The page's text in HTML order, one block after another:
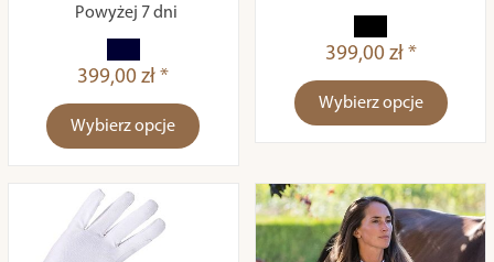
Powyżej 7 dni
399,00 zł *
Wybierz opcje
399,00 zł *
Wybierz opcje